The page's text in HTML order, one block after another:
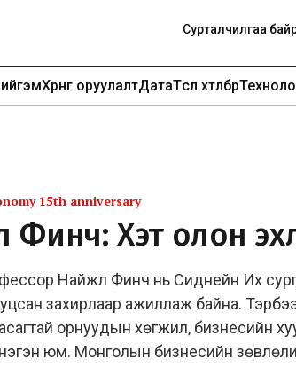
Хөрөнгө оруулалтДатаТөсөл хөтөлбөр
15th anniversary
Финч: Хэт олон
Найжл Финч нь Сиднейн Их
захирлаар ажиллаж байна.
орнуудын хөгжил, бизнесийн
юм. Монголын бизнесийн